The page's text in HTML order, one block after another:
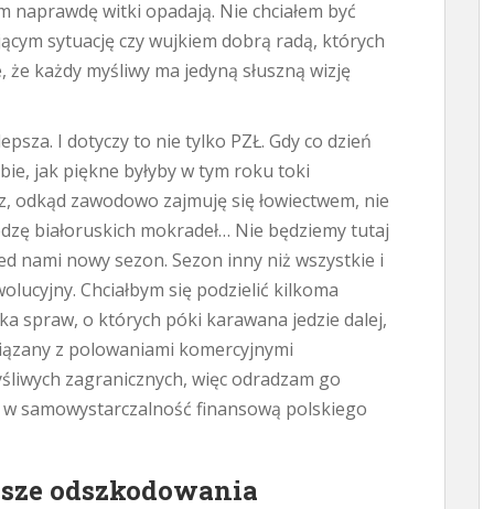
naprawdę witki opadają. Nie chciałem być
sytuację czy wujkiem dobrą radą, których
każdy myśliwy ma jedyną słuszną wizję
I dotyczy to nie tylko PZŁ. Gdy co dzień
jak piękne byłyby w tym roku toki
odkąd zawodowo zajmuję się łowiectwem, nie
białoruskich mokradeł… Nie będziemy tutaj
nami nowy sezon. Sezon inny niż wszystkie i
Chciałbym się podzielić kilkoma
spraw, o których póki karawana jedzie dalej,
z polowaniami komercyjnymi
zagranicznych, więc odradzam go
samowystarczalność finansową polskiego
odszkodowania